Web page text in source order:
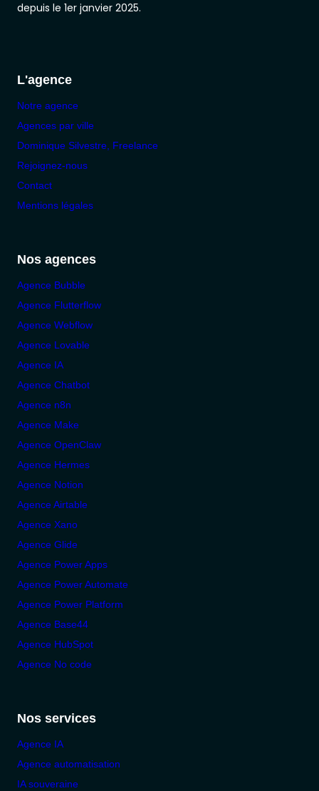
depuis le 1er janvier 2025.
L'agence
Notre agence
Agences par ville
Dominique Silvestre, Freelance
Rejoignez-nous
Contact
Mentions légales
Nos agences
Agence Bubble
Agence Flutterflow
Agence Webflow
Agence Lovable
Agence IA
Agence Chatbot
Agence n8n
Agence Make
Agence OpenClaw
Agence Hermes
Agence Notion
Agence Airtable
Agence Xano
Agence Glide
Agence Power Apps
Agence Power Automate
Agence Power Platform
Agence Base44
Agence HubSpot
Agence No code
Nos services
Agence IA
Agence automatisation
IA souveraine